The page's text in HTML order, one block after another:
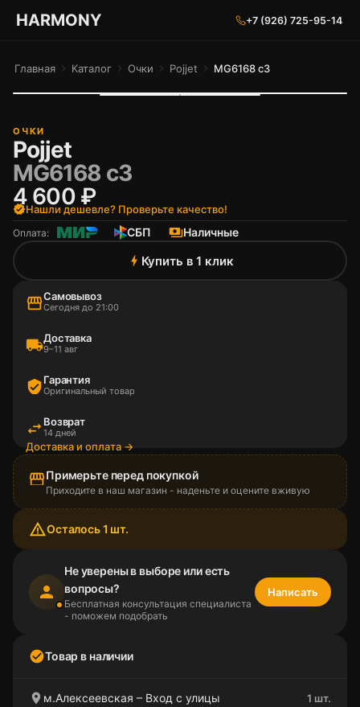
ГАРМОНИЯ ГЛАЗ
HARMONY +7 (926) 725-95-14
Главная chevron_right Каталог chevron_right Очки chevron_right Pojjet chevron_right MG6168 c3
ОЧКИ
Pojjet
MG6168 c3
4 600 ₽
verifiedНашли дешевле? Проверьте качество!
Оплата: СБП paymentsНаличные
bolt Купить в 1 клик
storefrontСамовывоз
Сегодня до 21:00
local_shippingДоставка
9–11 авг
verified_userГарантия
Оригинальный товар
swap_horiz Возврат
14 дней
Доставка и оплата →
storefrontПримерьте перед покупкой
Приходите в наш магазин - наденьте и оцените вживую
warning_amberОсталось 1 шт.
person
Не уверены в выборе или есть
вопросы?
Бесплатная консультация специалиста
- поможем подобрать
Написать
check_circleТовар в наличии
location_on м.Алексеевская – Вход с улицы 1 шт.